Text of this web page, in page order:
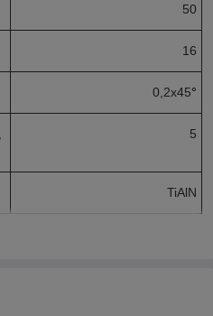
50
16
0,2х45°
5
TiAlN